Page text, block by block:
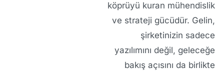
köprüyü kuran mühendislik
ve strateji gücüdür. Gelin,
şirketinizin sadece
yazılımını değil, geleceğe
bakış açısını da birlikte